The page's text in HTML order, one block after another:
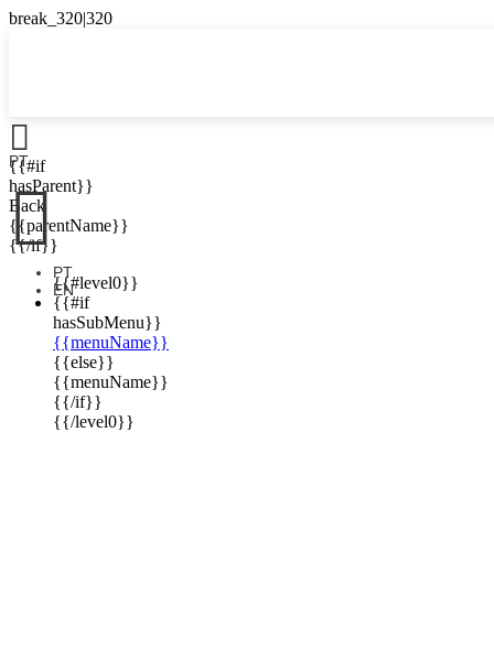

{{#if
hasParent}}
Back
{{parentName}}
{{/if}}
{{#level0}}
{{#if
hasSubMenu}}
{{menuName}}
{{else}}
{{menuName}}
{{/if}}
{{/level0}}
PT

PT
EN